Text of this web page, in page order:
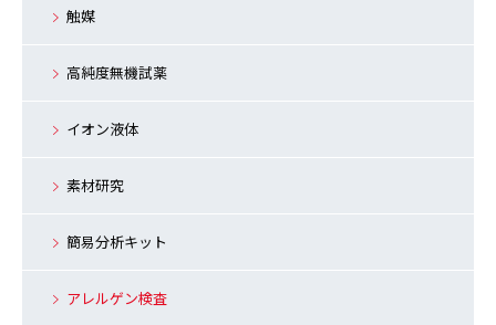
触媒
高純度無機試薬
イオン液体
素材研究
簡易分析キット
アレルゲン検査